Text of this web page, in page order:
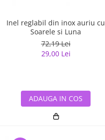
Inel reglabil din inox auriu cu
Soarele si Luna
72,19 Lei
29,00 Lei
ADAUGA IN COS